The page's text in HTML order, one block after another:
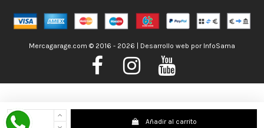
Nos encontramos de Vacaciones, no obstante los pedidos hechos se
despacharán con normalidad; usted puede hacer su pedido y le será enviado en
Añadir al carrito
Mercagarage.com © 2016 - 2026 | Desarrollo web por InfoSama